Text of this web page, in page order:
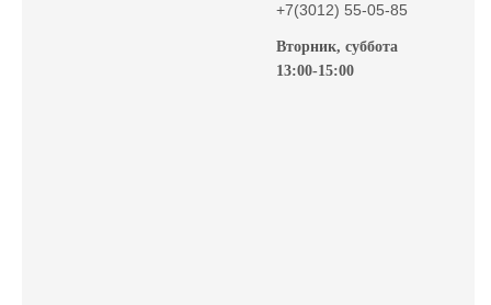
+7(3012) 55-05-85
Вторник, суббота
13:00-15:00